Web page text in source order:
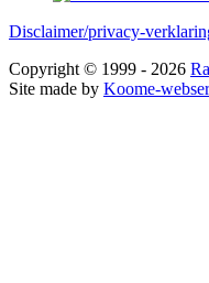
Disclaimer/privacy-
Copyright © 1999 - 2026
Site made by Koome-